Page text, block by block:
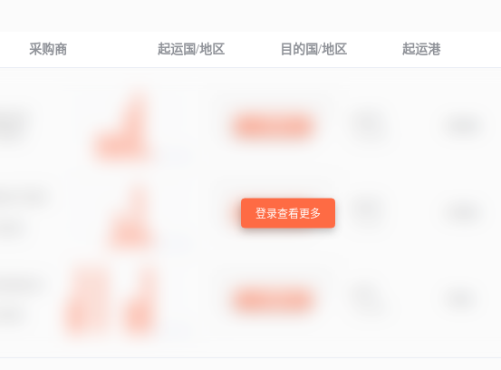
采购商 起运国/地区 目的国/地区 起运港
登录查看更多